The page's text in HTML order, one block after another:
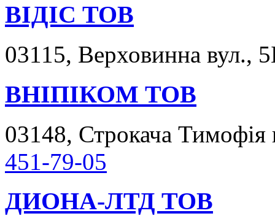
ВІДІС ТОВ
03115, Верховинна вул.,
ВНІПІКОМ ТОВ
03148, Строкача
451-79-05
ДИОНА-ЛТД ТОВ